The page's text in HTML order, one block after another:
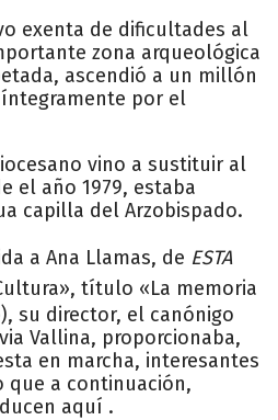
exenta de dificultades al
zona arqueológica
ascendió a un millón
por el
vino a sustituir al
el año 1979, estaba
capilla del Arzobispado.
a Ana Llamas, de ESTA
título «La memoria
su director, el canónigo
Vallina, proporcionaba,
en marcha, interesantes
que a continuación,
aquí .